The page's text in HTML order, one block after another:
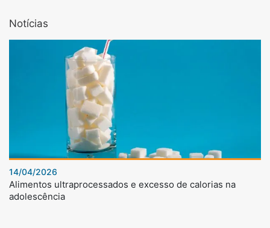
Notícias
14/04/2026
Alimentos ultraprocessados e excesso de calorias na
adolescência